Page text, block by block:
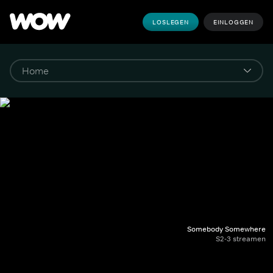
LOSLEGEN EINLOGGEN
Somebody Somewhere
S2-3 streamen